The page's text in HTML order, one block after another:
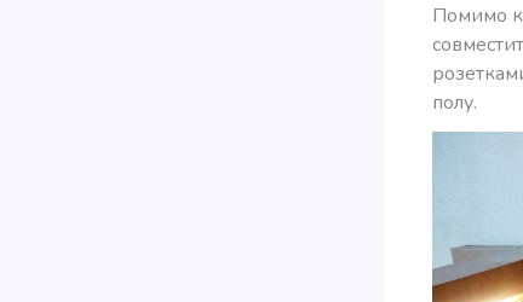
Помимо
полу.